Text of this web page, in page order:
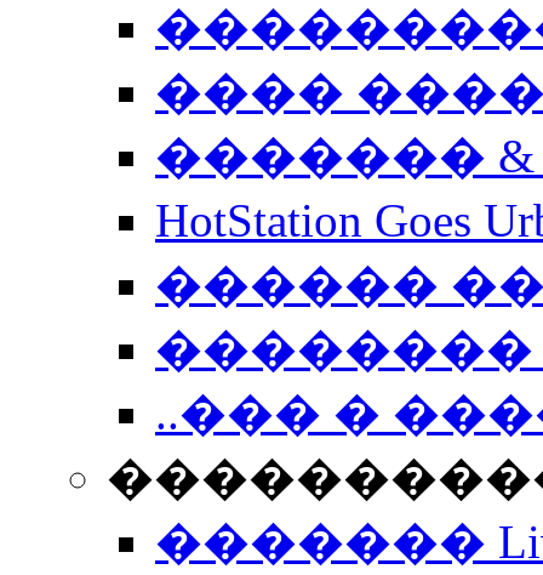
����
�������
HotStation
������
��������
..��� �
����������
�������